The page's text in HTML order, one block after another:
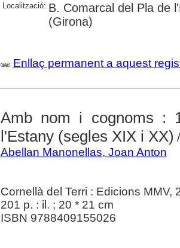
Localització: B. Comarcal del Pla de
(Girona)
Enllaç permanent a aquest
Amb nom i cognoms :
l'Estany (segles XIX i XX)
Abellan Manonellas, Joan Anton
Cornellà del Terri : Edicions MMV,
201 p. : il. ; 20 * 21 cm
ISBN 9788409155026